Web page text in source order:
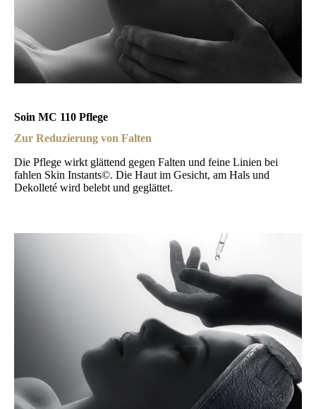
Soin MC 110 Pflege
Zur Reduzierung von Falten
Die Pflege wirkt glättend gegen Falten und feine Linien bei
fahlen Skin Instants©. Die Haut im Gesicht, am Hals und
Dekolleté wird belebt und geglättet.